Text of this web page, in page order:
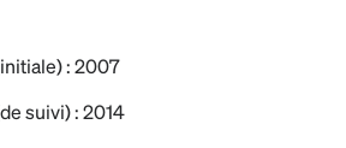
: 2007
suivi) : 2014